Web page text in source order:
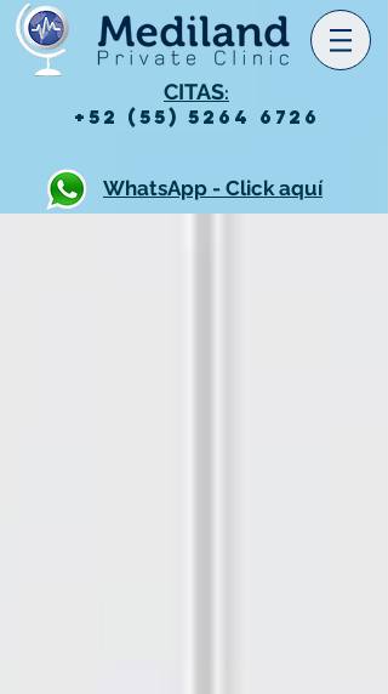
CITAS:
+52 (55) 5264 6726
WhatsApp - Click aquí